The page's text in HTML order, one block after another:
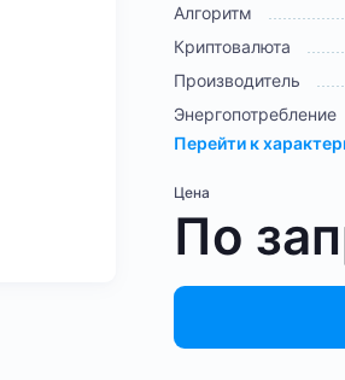
Алгоритм
Криптовалюта
Производитель
Энергопотребление
Перейти к
Цена
По